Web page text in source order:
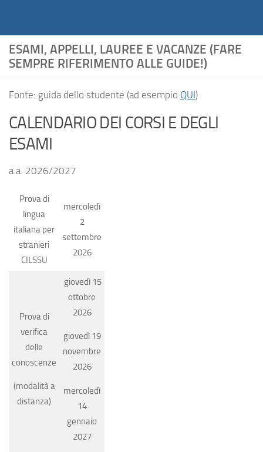
ESAMI, APPELLI, LAUREE E VACANZE (FARE
SEMPRE RIFERIMENTO ALLE GUIDE!)
Fonte: guida dello studente (ad esempio QUI)
CALENDARIO DEI CORSI E DEGLI
ESAMI
a.a. 2026/2027
Prova di
lingua
italiana per
stranieri
CILSSU
mercoledì
2
settembre
2026
Prova di
verifica
delle
conoscenze
(modalità a
distanza)
giovedì 15
ottobre
2026
giovedì 19
novembre
2026
mercoledì
14
gennaio
2027